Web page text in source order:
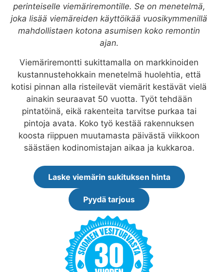
perinteiselle viemäriremontille. Se on menetelmä,
joka lisää viemäreiden käyttöikää vuosikymmenillä
mahdollistaen kotona asumisen koko remontin
ajan.
Viemäriremontti sukittamalla on markkinoiden
kustannustehokkain menetelmä huolehtia, että
kotisi pinnan alla risteilevät viemärit kestävät vielä
ainakin seuraavat 50 vuotta. Työt tehdään
pintatöinä, eikä rakenteita tarvitse purkaa tai
pintoja avata. Koko työ kestää rakennuksen
koosta riippuen muutamasta päivästä viikkoon
säästäen kodinomistajan aikaa ja kukkaroa.
Laske viemärin sukituksen hinta
Pyydä tarjous